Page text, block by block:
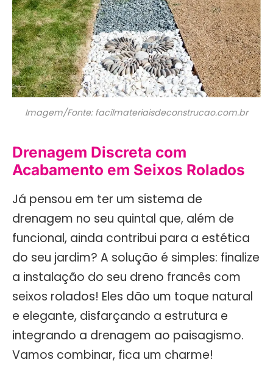
Imagem/Fonte: facilmateriaisdeconstrucao.com.br
Drenagem Discreta com
Acabamento em Seixos Rolados
Já pensou em ter um sistema de
drenagem no seu quintal que, além de
funcional, ainda contribui para a estética
do seu jardim? A solução é simples: finalize
a instalação do seu dreno francês com
seixos rolados! Eles dão um toque natural
e elegante, disfarçando a estrutura e
integrando a drenagem ao paisagismo.
Vamos combinar, fica um charme!